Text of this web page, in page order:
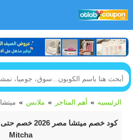
الرئيسيه أهم المتاجر ملابس ميتشا Mitcha
Mitcha